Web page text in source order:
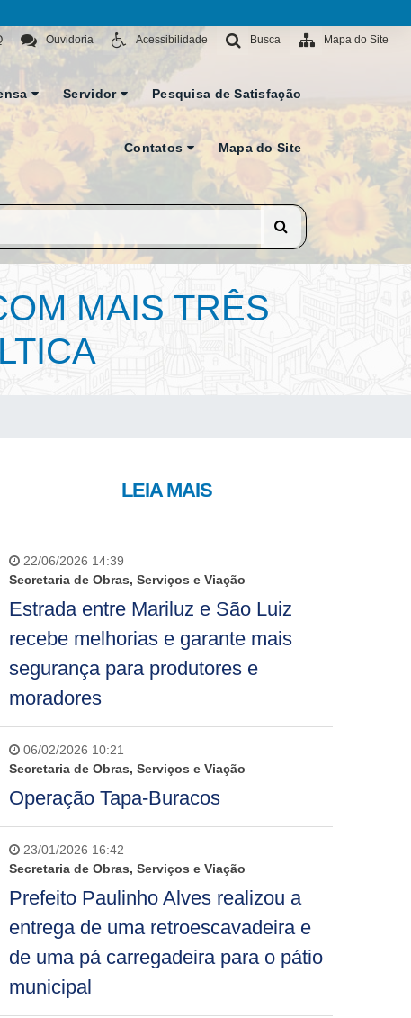
Mapa do Site
Busca
Acessibilidade
Ouvidoria
Servidor Pesquisa de Satisfação
Contatos Mapa do Site
MAIS TRÊS
LEIA MAIS
22/06/2026 14:39
Secretaria de Obras, Serviços e Viação
Estrada entre Mariluz e São Luiz
recebe melhorias e garante mais
segurança para produtores e
moradores
06/02/2026 10:21
Secretaria de Obras, Serviços e Viação
Operação Tapa-Buracos
23/01/2026 16:42
Secretaria de Obras, Serviços e Viação
Prefeito Paulinho Alves realizou a
entrega de uma retroescavadeira e
de uma pá carregadeira para o pátio
municipal